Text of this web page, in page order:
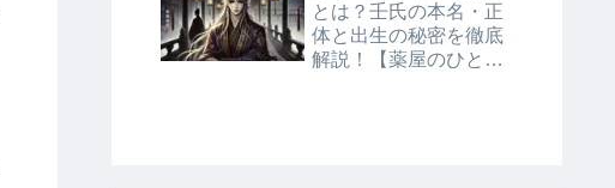
とは？壬氏の本名・正
体と出生の秘密を徹底
解説！【薬屋のひとり